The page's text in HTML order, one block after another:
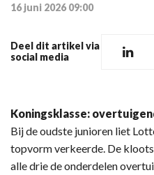
16 juni 2026 09:00
Deel dit artikel via
social media
Koningsklasse:
Bij de oudste junioren liet
topvorm verkeerde. De
alle drie de onderdelen